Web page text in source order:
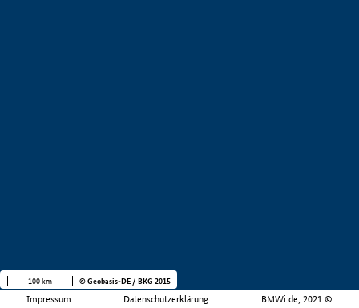
Impressum Datenschutzerklärung BMWi.de, 2021 ©
100 km © Geobasis-DE / BKG 2015